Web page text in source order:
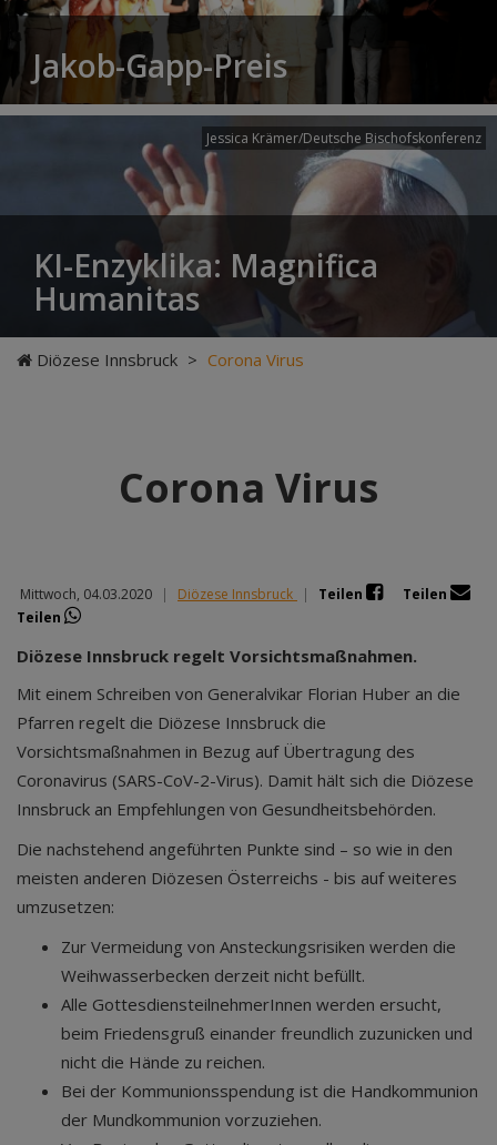
Jakob-Gapp-Preis
Jessica Krämer/Deutsche Bischofskonferenz
KI-Enzyklika: Magnifica
Humanitas
Diözese Innsbruck > Corona Virus
Corona Virus
Mittwoch, 04.03.2020 | Diözese Innsbruck | Teilen
Teilen
Teilen
Diözese Innsbruck regelt Vorsichtsmaßnahmen.
Mit einem Schreiben von Generalvikar Florian Huber an die
Pfarren regelt die Diözese Innsbruck die
Vorsichtsmaßnahmen in Bezug auf Übertragung des
Coronavirus (SARS-CoV-2-Virus). Damit hält sich die Diözese
Innsbruck an Empfehlungen von Gesundheitsbehörden.
Die nachstehend angeführten Punkte sind – so wie in den
meisten anderen Diözesen Österreichs - bis auf weiteres
umzusetzen:
Zur Vermeidung von Ansteckungsrisiken werden die
Weihwasserbecken derzeit nicht befüllt.
Alle GottesdiensteilnehmerInnen werden ersucht,
beim Friedensgruß einander freundlich zuzunicken und
nicht die Hände zu reichen.
Bei der Kommunionsspendung ist die Handkommunion
der Mundkommunion vorzuziehen.